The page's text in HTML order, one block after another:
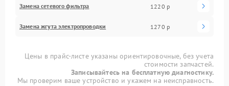
Замена сетевого фильтра 1220 р
Замена жгута электропроводки 1270 р
Цены в прайс-листе указаны ориентировочные, без учета
стоимости запчастей.
Записывайтесь на бесплатную диагностику.
Мы проверим ваше устройство и укажем на неисправность.